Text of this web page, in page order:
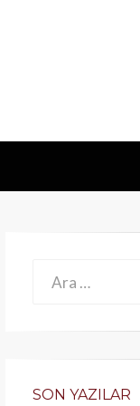
Ara:
SON YAZILAR